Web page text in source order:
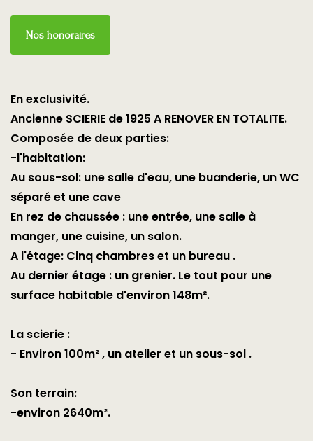
Nos honoraires
En exclusivité.
Ancienne SCIERIE de 1925 A RENOVER EN TOTALITE.
Composée de deux parties:
-l'habitation:
Au sous-sol: une salle d'eau, une buanderie, un WC
séparé et une cave
En rez de chaussée : une entrée, une salle à
manger, une cuisine, un salon.
A l'étage: Cinq chambres et un bureau .
Au dernier étage : un grenier. Le tout pour une
surface habitable d'environ 148m².
La scierie :
- Environ 100m² , un atelier et un sous-sol .
Son terrain:
-environ 2640m².